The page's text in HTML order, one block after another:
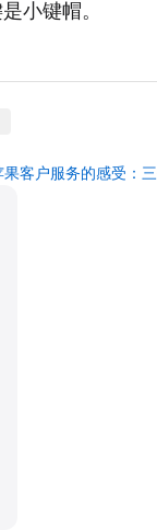
小键帽。
客户服务的感受：